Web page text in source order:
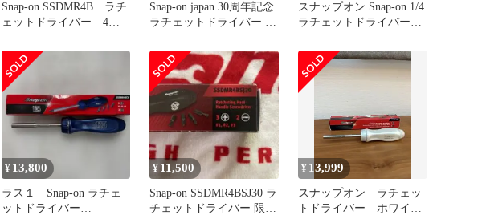
Snap-on SSDMR4B ラチ
ェットドライバー 4個
Snap-on japan 30周年記念
ラチェットドライバー 限
スナップオン Snap-on 1/4
ラチェットドライバー
¥ 13,800
ラス１ Snap-on ラチェ
ットドライバー
¥ 11,500
Snap-on SSDMR4BSJ30 ラ
チェットドライバー 限定
¥ 13,999
スナップオン ラチェッ
トドライバー ホワイ